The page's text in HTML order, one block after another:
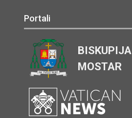
Portali
BISKUPIJA
MOSTAR